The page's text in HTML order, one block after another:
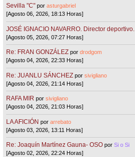
Sevilla "C"porasturgabriel
[Agosto 06, 2026, 18:13 Horas]
JOSÉ IGNACIO NAVARRO. Director deportivo.
[Agosto 05, 2026, 07:27 Horas]
Re: FRAN GONZÁLEZ pordrodgom
[Agosto 04, 2026, 22:33 Horas]
Re: JUANLU SÁNCHEZ porsivigliano
[Agosto 04, 2026, 21:14 Horas]
RAFA MIR porsivigliano
[Agosto 04, 2026, 21:03 Horas]
LA AFICIÓN porarrebato
[Agosto 03, 2026, 13:11 Horas]
Re: Joaquín Martínez Gauna- OSO porSi o Si
[Agosto 02, 2026, 22:24 Horas]